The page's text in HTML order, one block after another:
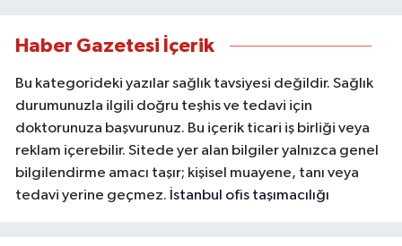
Haber Gazetesi İçerik
Bu kategorideki yazılar sağlık tavsiyesi değildir. Sağlık
durumunuzla ilgili doğru teşhis ve tedavi için
doktorunuza başvurunuz. Bu içerik ticari iş birliği veya
reklam içerebilir. Sitede yer alan bilgiler yalnızca genel
bilgilendirme amacı taşır; kişisel muayene, tanı veya
tedavi yerine geçmez. İstanbul ofis taşımacılığı